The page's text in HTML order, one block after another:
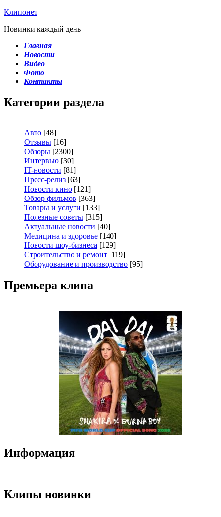
Клипонет
Новинки каждый день
Главная
Новости
Видео
Фото
Контакты
Категории раздела
Авто [48]
Отзывы [16]
Обзоры [2300]
Интервью [30]
IT-новости [81]
Пресс-релиз [63]
Новости кино [121]
Обзор фильмов [363]
Товары и услуги [133]
Полезные советы [315]
Актуальные новости [40]
Медицина и здоровье [140]
Новости шоу-бизнеса [129]
Строительство и ремонт [119]
Оборудование и производство [95]
Премьера клипа
Информация
Клипы новинки